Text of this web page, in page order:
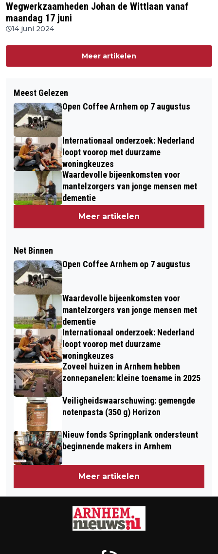
Wegwerkzaamheden Johan de Wittlaan vanaf
maandag 17 juni
14 juni 2024
Meer artikelen
Meest Gelezen
Open Coffee Arnhem op 7 augustus
Internationaal onderzoek: Nederland
loopt voorop met duurzame
woningkeuzes
Waardevolle bijeenkomsten voor
mantelzorgers van jonge mensen met
dementie
Meer artikelen
Net Binnen
Open Coffee Arnhem op 7 augustus
Waardevolle bijeenkomsten voor
mantelzorgers van jonge mensen met
dementie
Internationaal onderzoek: Nederland
loopt voorop met duurzame
woningkeuzes
Zoveel huizen in Arnhem hebben
zonnepanelen: kleine toename in 2025
Veiligheidswaarschuwing: gemengde
notenpasta (350 g) Horizon
Nieuw fonds Springplank ondersteunt
beginnende makers in Arnhem
Meer artikelen